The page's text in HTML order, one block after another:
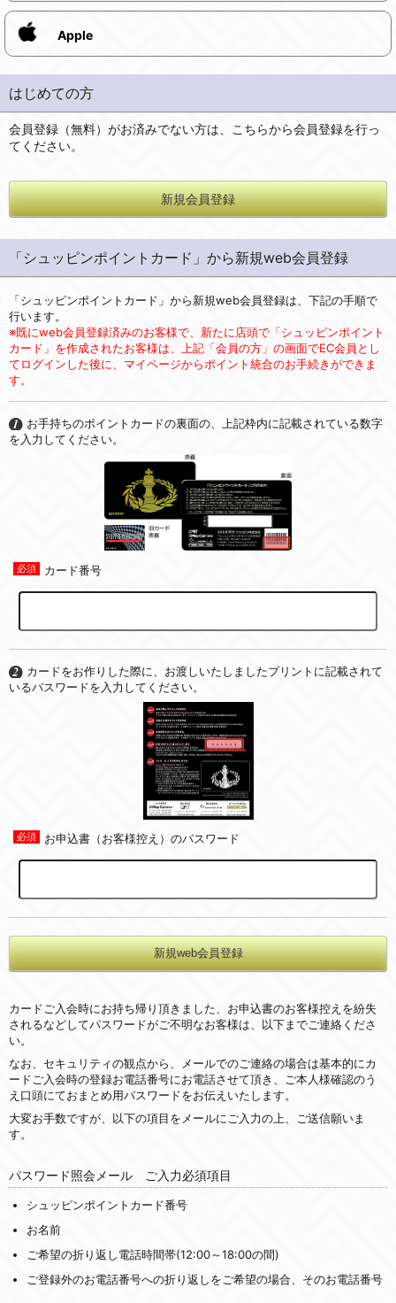
Apple
はじめての方
会員登録（無料）がお済みでない方は、こちらから会員登録を行っ
てください。
新規会員登録
「シュッピンポイントカード」から新規web会員登録
「シュッピンポイントカード」から新規web会員登録は、下記の手順で
行います。
※既にweb会員登録済みのお客様で、新たに店頭で「シュッピンポイント
カード」を作成されたお客様は、上記「会員の方」の画面でEC会員とし
てログインした後に、マイページからポイント統合のお手続きができま
す。
お手持ちのポイントカードの裏面の、上記枠内に記載されている数字
を入力してください。
カード番号
カードをお作りした際に、お渡しいたしましたプリントに記載されて
いるパスワードを入力してください。
お申込書（お客様控え）のパスワード
カードご入会時にお持ち帰り頂きました、お申込書のお客様控えを紛失
されるなどしてパスワードがご不明なお客様は、以下までご連絡くださ
い。
なお、セキュリティの観点から、メールでのご連絡の場合は基本的にカ
ードご入会時の登録お電話番号にお電話させて頂き、ご本人様確認のう
え口頭にておまとめ用パスワードをお伝えいたします。
大変お手数ですが、以下の項目をメールにご入力の上、ご送信願いま
す。
パスワード照会メール ご入力必須項目
シュッピンポイントカード番号
お名前
ご希望の折り返し電話時間帯(12:00～18:00の間)
ご登録外のお電話番号への折り返しをご希望の場合、そのお電話番号